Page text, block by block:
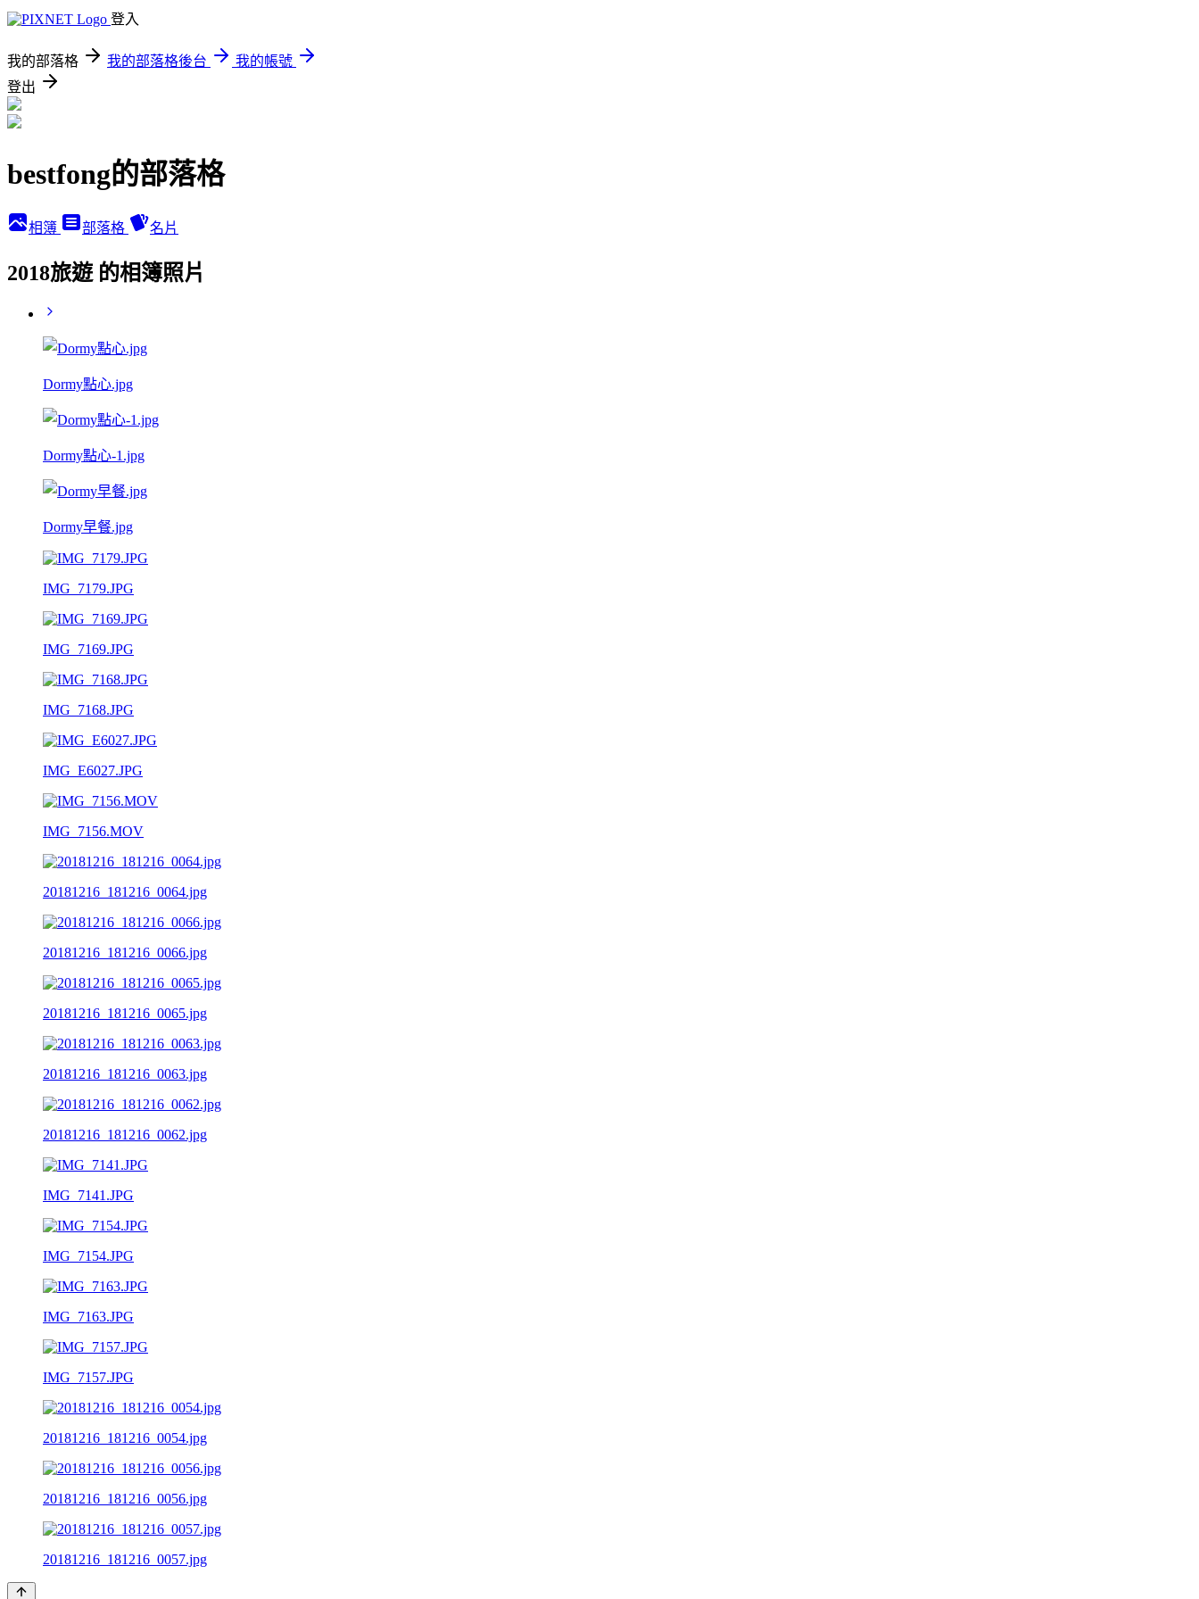
登入
我的部落格 我的部落格後台
我的帳號
登出
bestfong的部落格
相簿 部落格 名片
2018旅遊 的相簿照片
Dormy點心.jpg
Dormy點心-1.jpg
Dormy早餐.jpg
IMG_7179.JPG
IMG_7169.JPG
IMG_7168.JPG
IMG_E6027.JPG
IMG_7156.MOV
20181216_181216_0064.jpg
20181216_181216_0066.jpg
20181216_181216_0065.jpg
20181216_181216_0063.jpg
20181216_181216_0062.jpg
IMG_7141.JPG
IMG_7154.JPG
IMG_7163.JPG
IMG_7157.JPG
20181216_181216_0054.jpg
20181216_181216_0056.jpg
20181216_181216_0057.jpg